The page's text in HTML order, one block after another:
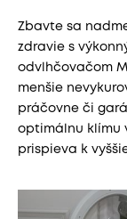
Zbavte sa
zdravie s
odvlhčovačom
menšie
práčovne či
optimálnu klímu
prispieva k